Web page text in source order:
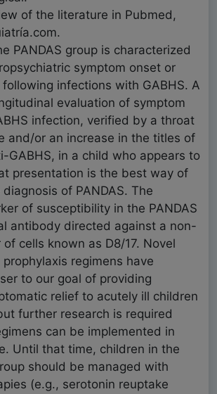
of the literature in Pubmed,
PANDAS group is characterized
symptom onset or
infections with GABHS. A
evaluation of symptom
infection, verified by a throat
and/or an increase in the titles of
GABHS, in a child who appears to
presentation is the best way of
of PANDAS. The
of susceptibility in the PANDAS
antibody directed against a non-
cells known as D8/17. Novel
regimens have
to our goal of providing
relief to acutely ill children
further research is required
can be implemented in
Until that time, children in the
should be managed with
(e.g., serotonin reuptake